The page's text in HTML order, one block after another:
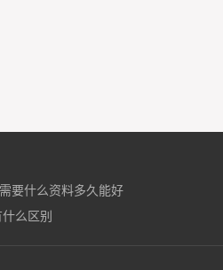
要什么资料多久能好
么区别